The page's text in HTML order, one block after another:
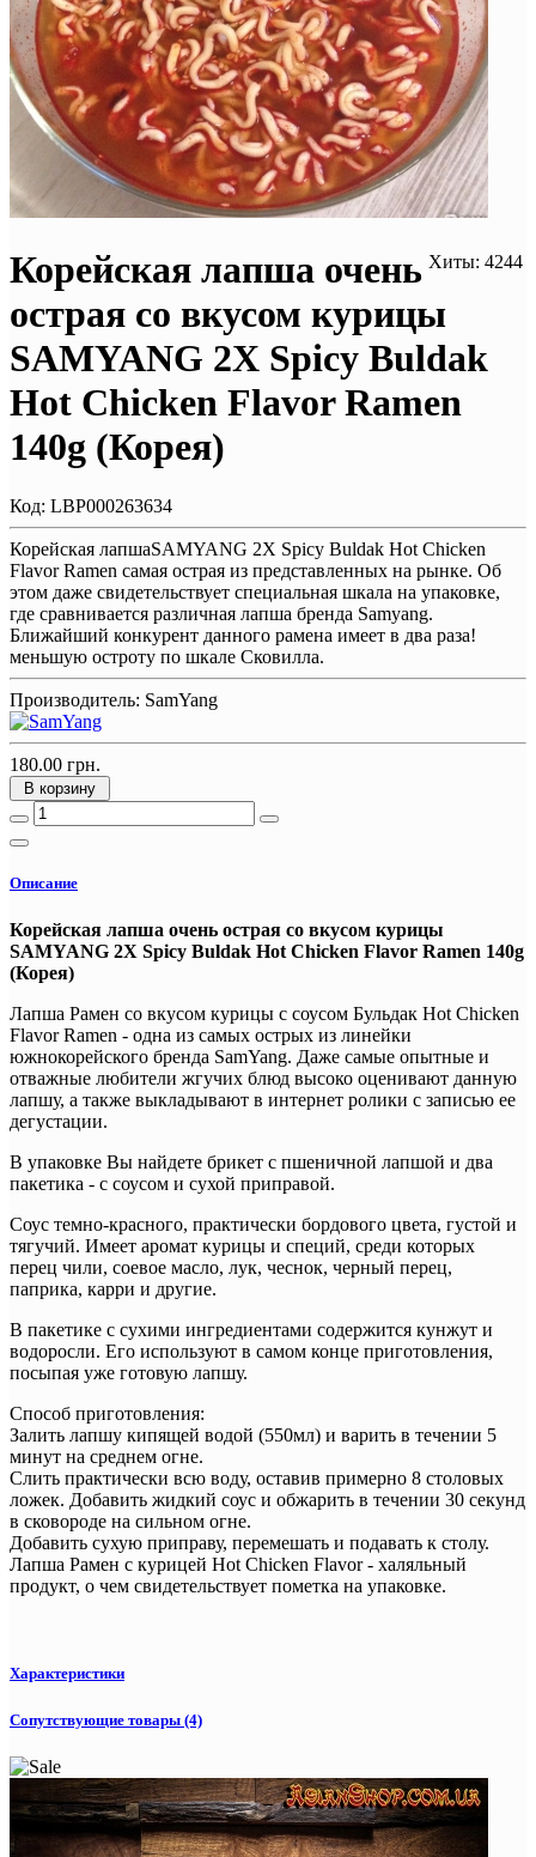
Хиты: 4244
Корейская лапша очень
острая со вкусом курицы
SAMYANG 2X Spicy Buldak
Hot Chicken Flavor Ramen
140g (Корея)
Код: LBP000263634
Корейская лапшаSAMYANG 2X Spicy Buldak Hot Chicken
Flavor Ramen самая острая из представленных на рынке. Об
этом даже свидетельствует специальная шкала на упаковке,
где сравнивается различная лапша бренда Samyang.
Ближайший конкурент данного рамена имеет в два раза!
меньшую остроту по шкале Сковилла.​
Производитель: SamYang
180.00 грн.
В корзину
Описание
Корейская лапша очень острая со вкусом курицы
SAMYANG 2X Spicy Buldak Hot Chicken Flavor Ramen 140g
(Корея)
Лапша Рамен со вкусом курицы с соусом Бульдак Hot Chicken
Flavor Ramen - одна из самых острых из линейки
южнокорейского бренда SamYang. Даже самые опытные и
отважные любители жгучих блюд высоко оценивают данную
лапшу, а также выкладывают в интернет ролики с записью ее
дегустации.
В упаковке Вы найдете брикет с пшеничной лапшой и два
пакетика - с соусом и сухой приправой.
Соус темно-красного, практически бордового цвета, густой и
тягучий. Имеет аромат курицы и специй, среди которых
перец чили, соевое масло, лук, чеснок, черный перец,
паприка, карри и другие.
В пакетике с сухими ингредиентами содержится кунжут и
водоросли. Его используют в самом конце приготовления,
посыпая уже готовую лапшу.
Способ приготовления:
Залить лапшу кипящей водой (550мл) и варить в течении 5
минут на среднем огне.
Слить практически всю воду, оставив примерно 8 столовых
ложек. Добавить жидкий соус и обжарить в течении 30 секунд
в сковороде на сильном огне.
Добавить сухую приправу, перемешать и подавать к столу.
Лапша Рамен с курицей Hot Chicken Flavor - халяльный
продукт, о чем свидетельствует пометка на упаковке.
Характеристики
Сопутствующие товары (4)